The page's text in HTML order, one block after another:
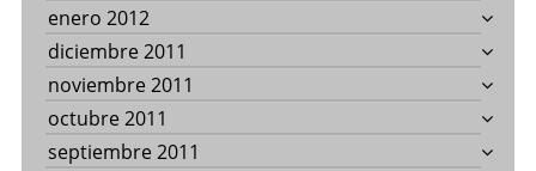
enero 2012
diciembre 2011
noviembre 2011
octubre 2011
septiembre 2011